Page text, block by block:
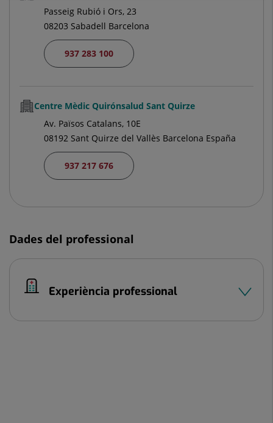
Passeig Rubió i Ors, 23
08203 Sabadell Barcelona
937 283 100
Centre Mèdic Quirónsalud Sant Quirze
Av. Països Catalans, 10E
08192 Sant Quirze del Vallès Barcelona España
937 217 676
Dades del professional
Experiència professional